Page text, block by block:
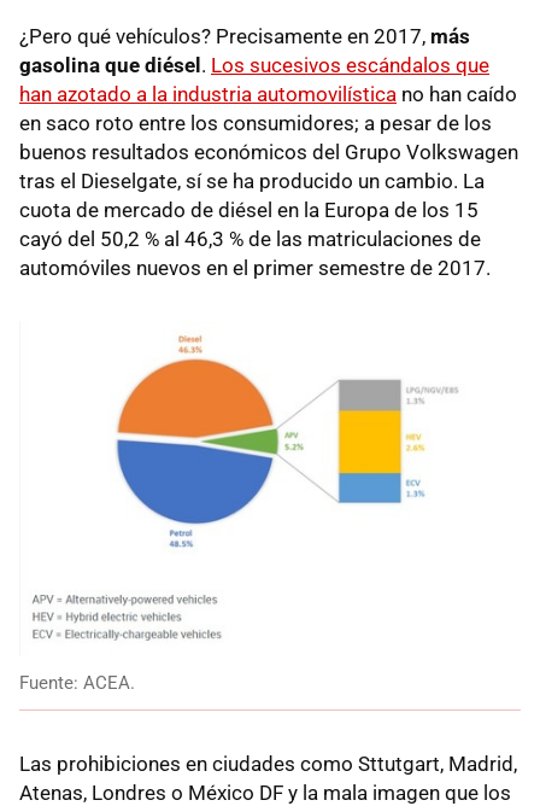
¿Pero qué vehículos? Precisamente en 2017, más
gasolina que diésel . Los sucesivos escándalos que
han azotado a la industria automovilística no han caído
en saco roto entre los consumidores; a pesar de los
buenos resultados económicos del Grupo Volkswagen
tras el Dieselgate, sí se ha producido un cambio. La
cuota de mercado de diésel en la Europa de los 15
cayó del 50,2 % al 46,3 % de las matriculaciones de
automóviles nuevos en el primer semestre de 2017.
Fuente: ACEA.
Las prohibiciones en ciudades como Sttutgart, Madrid,
Atenas, Londres o México DF y la mala imagen que los